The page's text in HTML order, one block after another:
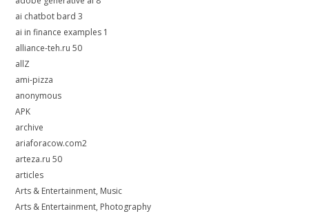
ai chatbot bard 3
ai in finance examples 1
alliance-teh.ru 50
allZ
ami-pizza
anonymous
APK
archive
ariaforacow.com2
arteza.ru 50
articles
Arts & Entertainment, Music
Arts & Entertainment, Photography